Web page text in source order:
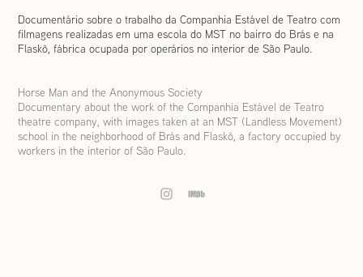
Documentário sobre o trabalho da Companhia Estável de Teatro com
filmagens realizadas em uma escola do MST no bairro do Brás e na
Flaskô, fábrica ocupada por operários no interior de São Paulo.
Horse Man and the Anonymous Society
Documentary about the work of the Companhia Estável de Teatro
theatre company, with images taken at an MST (Landless Movement)
school in the neighborhood of Brás and Flaskô, a factory occupied by
workers in the interior of São Paulo.